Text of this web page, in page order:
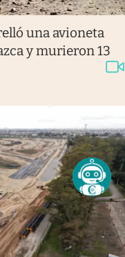
una avioneta
y murieron 13